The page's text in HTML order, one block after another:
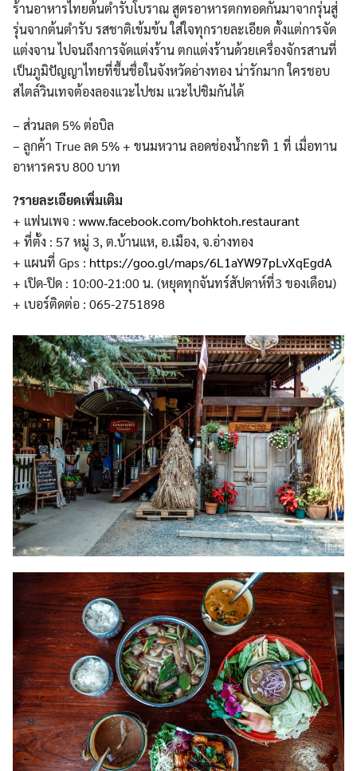
ร้านอาหารไทยต้นตำรับโบราณ สูตรอาหารตกทอดกันมาจากรุ่นสู่
รุ่นจากต้นตำรับ รสชาติเข้มข้น ใส่ใจทุกรายละเอียด ตั้งแต่การจัด
แต่งจาน ไปจนถึงการจัดแต่งร้าน ตกแต่งร้านด้วยเครื่องจักรสานที่
เป็นภูมิปัญญาไทยที่ขึ้นชื่อในจังหวัดอ่างทอง น่ารักมาก ใครชอบ
สไตล์วินเทจต้องลองแวะไปชม แวะไปชิมกันได้
– ส่วนลด 5% ต่อบิล
– ลูกค้า True ลด 5% + ขนมหวาน ลอดช่องน้ำกะทิ 1 ที่ เมื่อทาน
อาหารครบ 800 บาท
?รายละเอียดเพิ่มเติม
+ แฟนเพจ : www.facebook.com/bohktoh.restaurant
+ ที่ตั้ง : 57 หมู่ 3, ต.บ้านแห, อ.เมือง, จ.อ่างทอง
+ แผนที่ Gps : https://goo.gl/maps/6L1aYW97pLvXqEgdA
+ เปิด-ปิด : 10:00-21:00 น. (หยุดทุกจันทร์สัปดาห์ที่3 ของเดือน)
+ เบอร์ติดต่อ : 065-2751898